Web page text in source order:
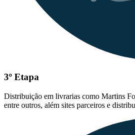
3º Etapa
Distribuição em livrarias como Martins
entre outros, além sites parceiros e